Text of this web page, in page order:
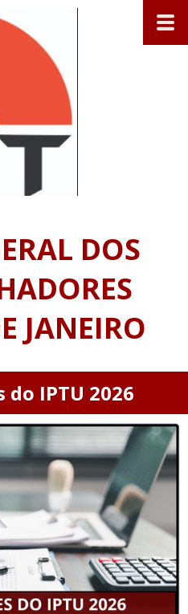
DOS
JANEIRO
IPTU 2026